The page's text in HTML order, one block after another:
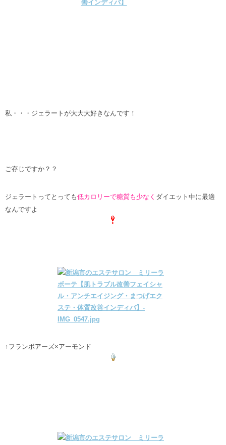
私・・・ジェラートが大大大好きなんです！
ご存じですか？？
ジェラートってとっても低カロリーで糖質も少なく ダイエット中に最適
なんですよ
↑フランボアーズ×アーモンド